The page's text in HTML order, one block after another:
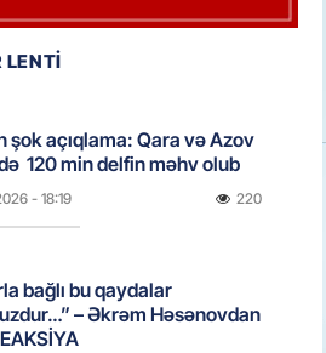
şok açıqlama: Qara və Azov
120 min delfin məhv olub
- 18:19 220
bağlı bu qaydalar
– Əkrəm Həsənovdan